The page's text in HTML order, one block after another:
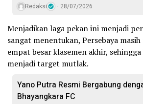
Redaksi 28/07/2026
Menjadikan laga pekan ini menjadi
sangat menentukan, Persebaya
empat besar klasemen akhir,
menjadi target mutlak.
Yano Putra Resmi Bergabung
Bhayangkara FC